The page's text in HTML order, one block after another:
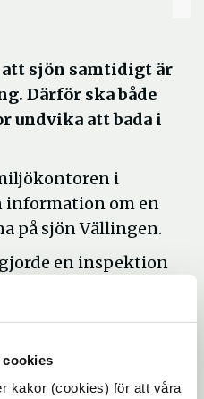
cookies
kakor (cookies) för att våra
att sjön samtidigt är
Därför ska både
undvika att bada i
i
information om en
på sjön Vällingen.
en inspektion
är pollen som
att även
undvika att